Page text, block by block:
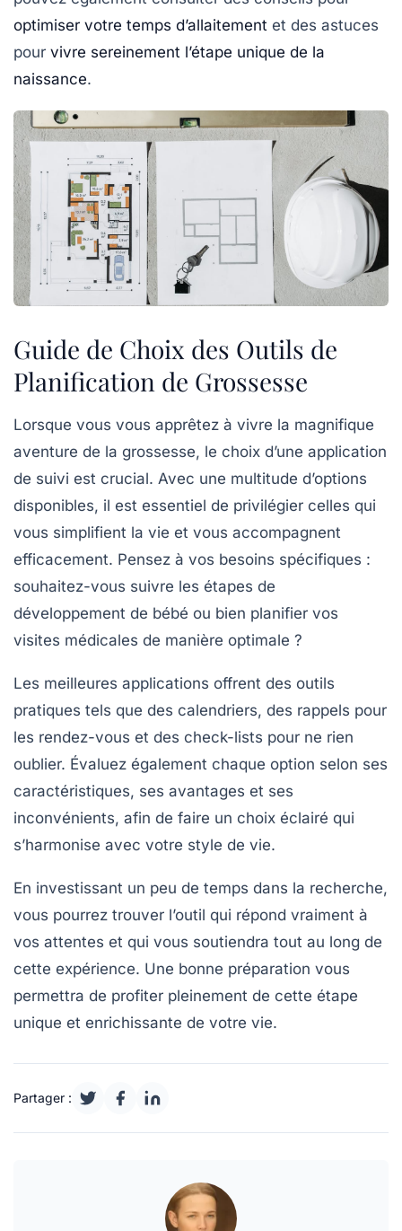
optimiser votre temps d’allaitement et des astuces
pour vivre sereinement l’étape unique de la
naissance.
Guide de Choix des Outils de
Planification de Grossesse
Lorsque vous vous apprêtez à vivre la magnifique
aventure de la grossesse, le choix d’une application
de suivi est crucial. Avec une multitude d’options
disponibles, il est essentiel de privilégier celles qui
vous simplifient la vie et vous accompagnent
efficacement. Pensez à vos besoins spécifiques :
souhaitez-vous suivre les étapes de
développement de bébé ou bien planifier vos
visites médicales de manière optimale ?
Les meilleures applications offrent des outils
pratiques tels que des calendriers, des rappels pour
les rendez-vous et des check-lists pour ne rien
oublier. Évaluez également chaque option selon ses
caractéristiques, ses avantages et ses
inconvénients, afin de faire un choix éclairé qui
s’harmonise avec votre style de vie.
En investissant un peu de temps dans la recherche,
vous pourrez trouver l’outil qui répond vraiment à
vos attentes et qui vous soutiendra tout au long de
cette expérience. Une bonne préparation vous
permettra de profiter pleinement de cette étape
unique et enrichissante de votre vie.
Partager :